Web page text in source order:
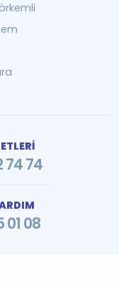
74 74
01 08